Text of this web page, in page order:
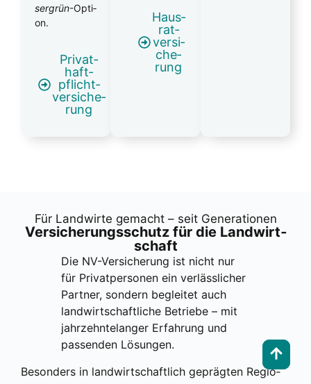
ser­grün-Opti­
on.
Pri­vat­
haft­
pflicht­
ver­si­che­
rung
Haus­
rat­
ver­si­
che­
rung
Für Land­wir­te gemacht – seit Gene­ra­tio­nen
Ver­si­che­rungs­schutz für die Land­wirt­
schaft
Die NV-Ver­si­che­rung ist nicht nur
für Pri­vat­per­so­nen ein ver­läss­li­cher
Part­ner, son­dern beglei­tet auch
land­wirt­schaft­li­che Betrie­be – mit
jahr­zehn­te­lan­ger Erfah­rung und
pas­sen­den Lösun­gen.
Beson­ders in land­wirt­schaft­lich gepräg­ten Regio­